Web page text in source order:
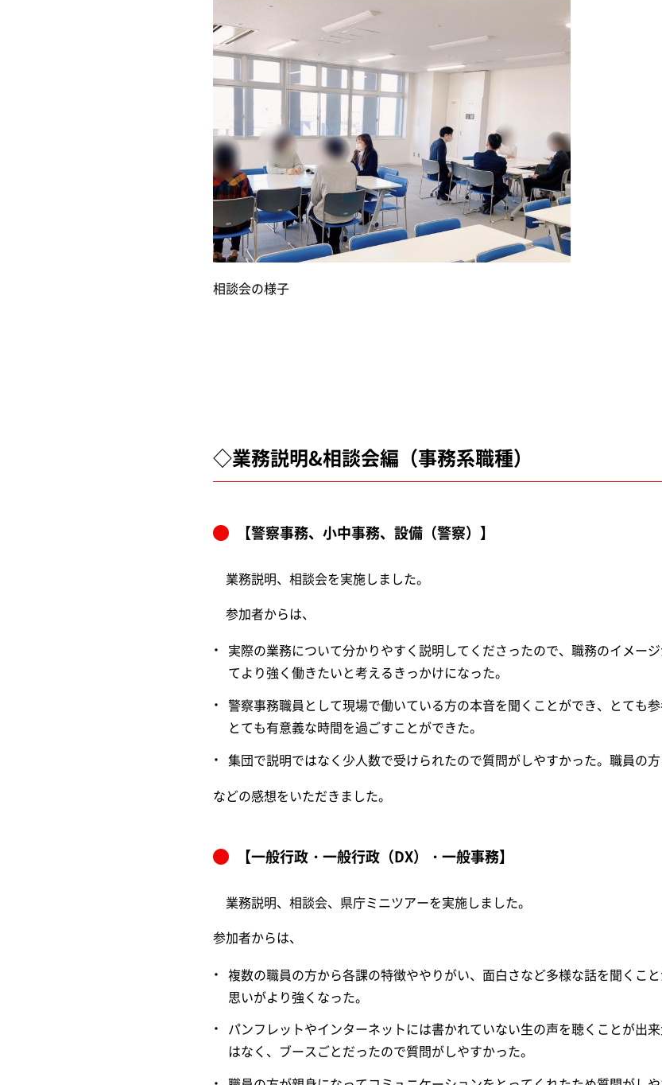
相談会の様子
◇業務説明&相談会編（事務系職種）
【警察事務、小中事務、設備（警察）】
業務説明、相談会を実施しました。
参加者からは、
実際の業務について分かりやすく説明してくださったので、職務のイメー
てより強く働きたいと考えるきっかけになった。
警察事務職員として現場で働いている方の本音を聞くことができ、とても
とても有意義な時間を過ごすことができた。
集団で説明ではなく少人数で受けられたので質問がしやすかった。職員の
などの感想をいただきました。
【一般行政・一般行政（DX）・一般事務】
業務説明、相談会、県庁ミニツアーを実施しました。
参加者からは、
複数の職員の方から各課の特徴ややりがい、面白さなど多様な話を聞くこ
思いがより強くなった。
パンフレットやインターネットには書かれていない生の声を聴くことが出
はなく、ブースごとだったので質問がしやすかった。